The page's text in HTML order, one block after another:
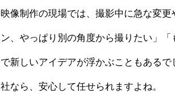
映像制作の現場では、撮影中に急な変
ン、やっぱり別の角度から撮りたい」
で新しいアイデアが浮かぶこともある
社なら、安心して任せられますよね。